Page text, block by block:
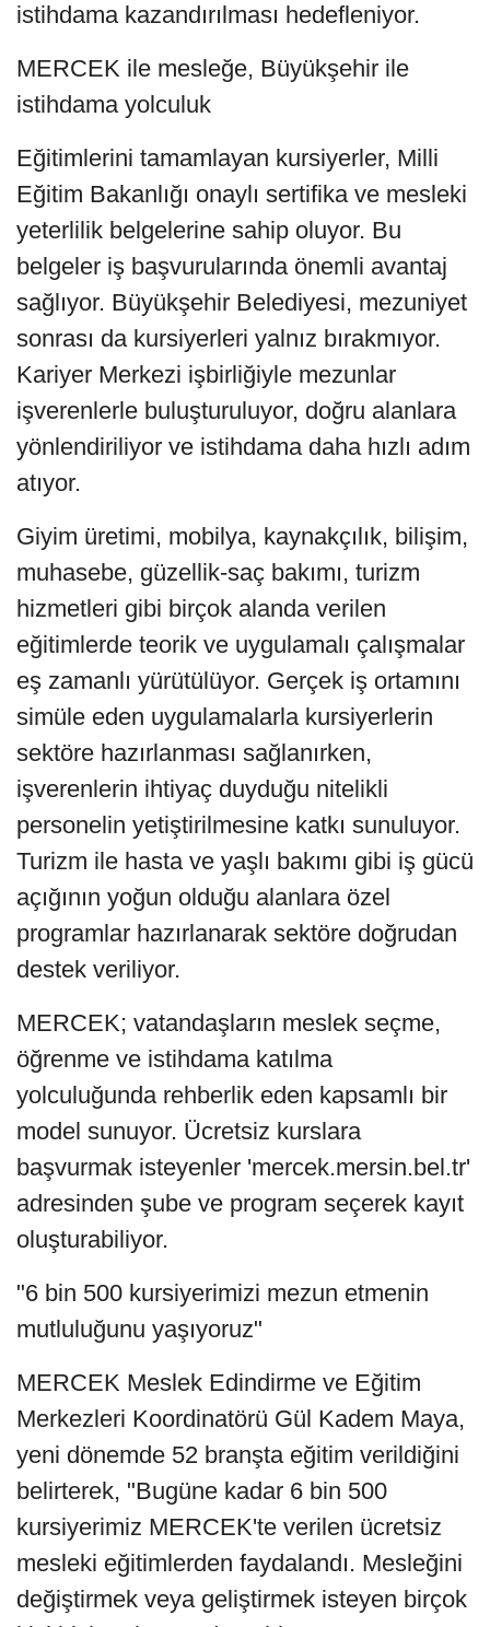
istihdama kazandırılması hedefleniyor.
MERCEK ile mesleğe, Büyükşehir ile
istihdama yolculuk
Eğitimlerini tamamlayan kursiyerler, Milli
Eğitim Bakanlığı onaylı sertifika ve mesleki
yeterlilik belgelerine sahip oluyor. Bu
belgeler iş başvurularında önemli avantaj
sağlıyor. Büyükşehir Belediyesi, mezuniyet
sonrası da kursiyerleri yalnız bırakmıyor.
Kariyer Merkezi işbirliğiyle mezunlar
işverenlerle buluşturuluyor, doğru alanlara
yönlendiriliyor ve istihdama daha hızlı adım
atıyor.
Giyim üretimi, mobilya, kaynakçılık, bilişim,
muhasebe, güzellik-saç bakımı, turizm
hizmetleri gibi birçok alanda verilen
eğitimlerde teorik ve uygulamalı çalışmalar
eş zamanlı yürütülüyor. Gerçek iş ortamını
simüle eden uygulamalarla kursiyerlerin
sektöre hazırlanması sağlanırken,
işverenlerin ihtiyaç duyduğu nitelikli
personelin yetiştirilmesine katkı sunuluyor.
Turizm ile hasta ve yaşlı bakımı gibi iş gücü
açığının yoğun olduğu alanlara özel
programlar hazırlanarak sektöre doğrudan
destek veriliyor.
MERCEK; vatandaşların meslek seçme,
öğrenme ve istihdama katılma
yolculuğunda rehberlik eden kapsamlı bir
model sunuyor. Ücretsiz kurslara
başvurmak isteyenler 'mercek.mersin.bel.tr'
adresinden şube ve program seçerek kayıt
oluşturabiliyor.
"6 bin 500 kursiyerimizi mezun etmenin
mutluluğunu yaşıyoruz"
MERCEK Meslek Edindirme ve Eğitim
Merkezleri Koordinatörü Gül Kadem Maya,
yeni dönemde 52 branşta eğitim verildiğini
belirterek, "Bugüne kadar 6 bin 500
kursiyerimiz MERCEK'te verilen ücretsiz
mesleki eğitimlerden faydalandı. Mesleğini
değiştirmek veya geliştirmek isteyen birçok